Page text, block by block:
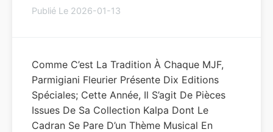
Publié Le 2026-01-13
Comme C’est La Tradition À Chaque MJF,
Parmigiani Fleurier Présente Dix Editions
Spéciales; Cette Année, Il S’agit De Pièces
Issues De Sa Collection Kalpa Dont Le
Cadran Se Pare D’un Thème Musical En